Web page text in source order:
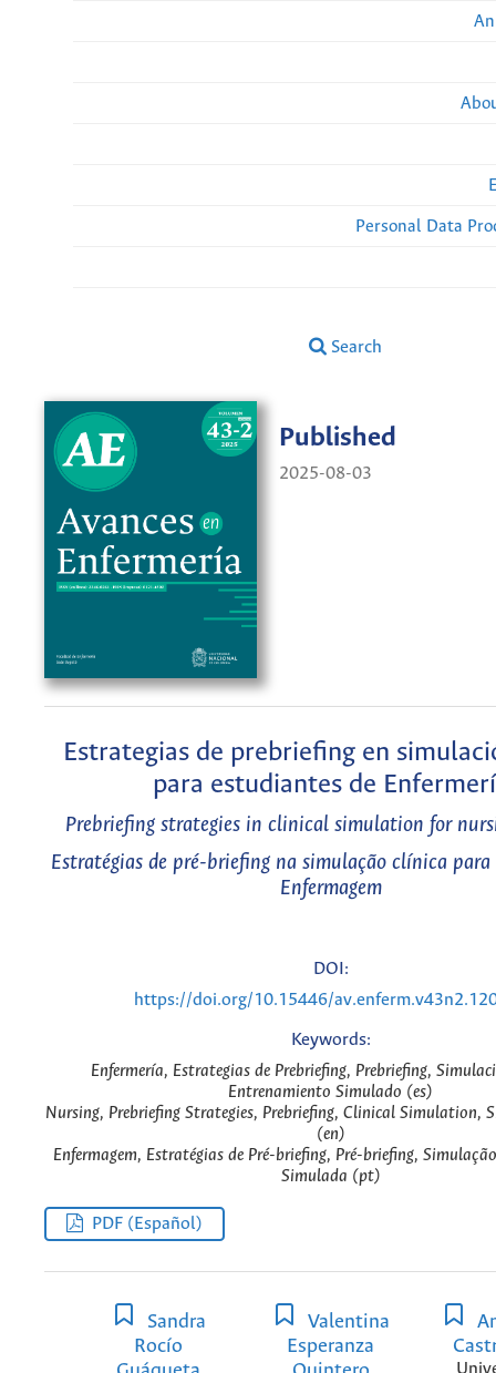
Personal Data
Search
Published
2025-08-03
Estrategias de prebriefing en
para estudiantes de
Prebriefing strategies in clinical simulation for
Estratégias de pré-briefing na simulação clínica para
Enfermagem
DOI:
https://doi.org/10.15446/
Keywords:
Enfermería, Estrategias de Prebriefing, Prebriefing,
Entrenamiento Simulado (es)
Nursing, Prebriefing Strategies, Prebriefing, Clinical Simulation,
(en)
Enfermagem, Estratégias de Pré-briefing, Pré-briefing,
Simulada (pt)
PDF (Español)
Sandra
Rocío
Valentina
Esperanza